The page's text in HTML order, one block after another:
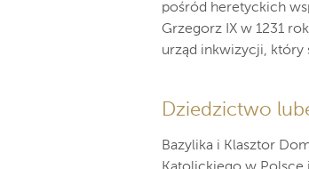
pośród heretyckich
Grzegorz IX w 1231
urząd inkwizycji, który
Dziedzictwo
Bazylika i Klasztor